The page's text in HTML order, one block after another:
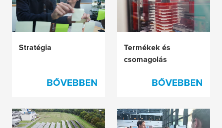
Stratégia
BŐVEBBEN
Termékek és
csomagolás
BŐVEBBEN